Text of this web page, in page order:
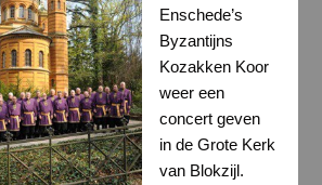
Enschede’s
Byzantijns
Kozakken Koor
weer een
concert geven
in de Grote Kerk
van Blokzijl.